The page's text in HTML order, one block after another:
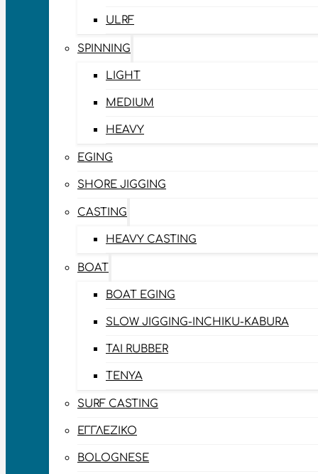
ULRF
SPINNING
LIGHT
MEDIUM
HEAVY
EGING
SHORE JIGGING
CASTING
HEAVY CASTING
BOAT
BOAT EGING
SLOW JIGGING-INCHIKU-KABURA
TAI RUBBER
TENYA
SURF CASTING
ΕΓΓΛΈΖΙΚΟ
BOLOGNESE